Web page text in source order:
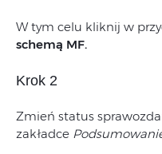
W tym celu kliknij w
schemą MF.
Krok 2
Zmień status
zakładce